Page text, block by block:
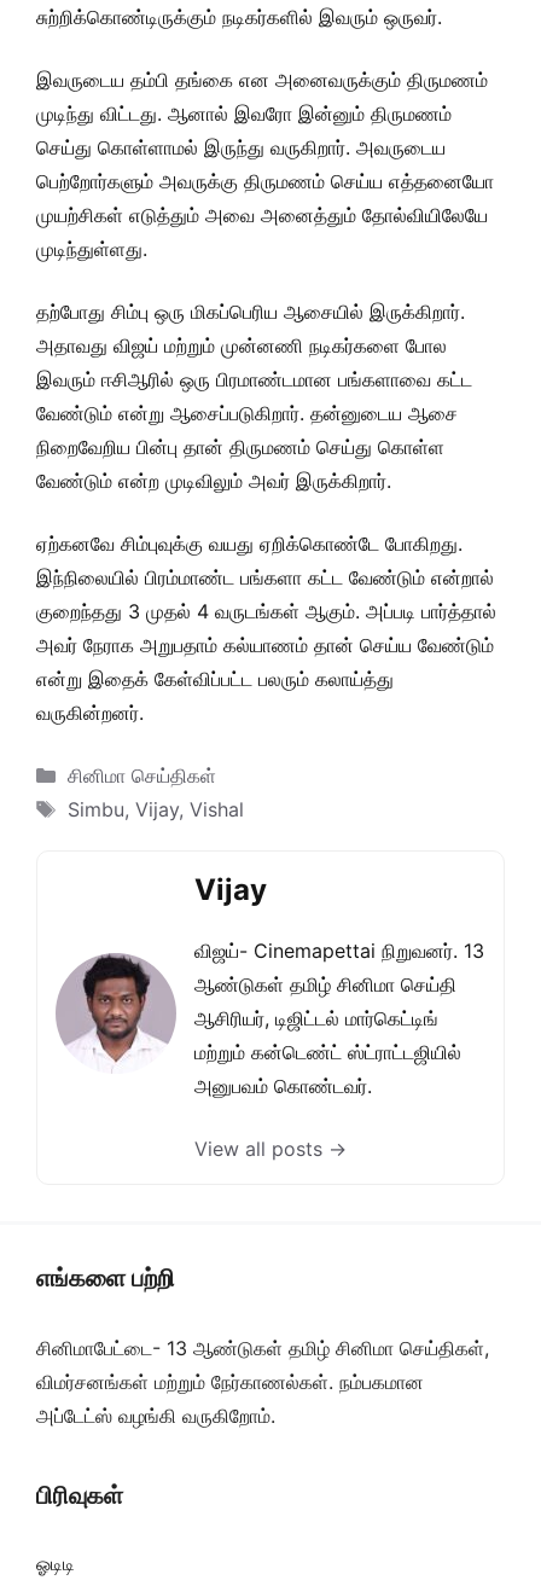
சுற்றிக்கொண்டிருக்கும் நடிகர்களில் இவரும் ஒருவர்.
இவருடைய தம்பி தங்கை என அனைவருக்கும் திருமணம்
முடிந்து விட்டது. ஆனால் இவரோ இன்னும் திருமணம்
செய்து கொள்ளாமல் இருந்து வருகிறார். அவருடைய
பெற்றோர்களும் அவருக்கு திருமணம் செய்ய எத்தனையோ
முயற்சிகள் எடுத்தும் அவை அனைத்தும் தோல்வியிலேயே
முடிந்துள்ளது.
தற்போது சிம்பு ஒரு மிகப்பெரிய ஆசையில் இருக்கிறார்.
அதாவது விஜய் மற்றும் முன்னணி நடிகர்களை போல
இவரும் ஈசிஆரில் ஒரு பிரமாண்டமான பங்களாவை கட்ட
வேண்டும் என்று ஆசைப்படுகிறார். தன்னுடைய ஆசை
நிறைவேறிய பின்பு தான் திருமணம் செய்து கொள்ள
வேண்டும் என்ற முடிவிலும் அவர் இருக்கிறார்.
ஏற்கனவே சிம்புவுக்கு வயது ஏறிக்கொண்டே போகிறது.
இந்நிலையில் பிரம்மாண்ட பங்களா கட்ட வேண்டும் என்றால்
குறைந்தது 3 முதல் 4 வருடங்கள் ஆகும். அப்படி பார்த்தால்
அவர் நேராக அறுபதாம் கல்யாணம் தான் செய்ய வேண்டும்
என்று இதைக் கேள்விப்பட்ட பலரும் கலாய்த்து
வருகின்றனர்.
Categories
சினிமா செய்திகள்
Tags
Simbu, Vijay, Vishal
Vijay
விஜய்- Cinemapettai நிறுவனர். 13
ஆண்டுகள் தமிழ் சினிமா செய்தி
ஆசிரியர், டிஜிட்டல் மார்கெட்டிங்
மற்றும் கன்டெண்ட் ஸ்ட்ராட்டஜியில்
அனுபவம் கொண்டவர்.
View all posts →
எங்களை பற்றி
சினிமாபேட்டை- 13 ஆண்டுகள் தமிழ் சினிமா செய்திகள்,
விமர்சனங்கள் மற்றும் நேர்காணல்கள். நம்பகமான
அப்டேட்ஸ் வழங்கி வருகிறோம்.
பிரிவுகள்
ஓடிடி